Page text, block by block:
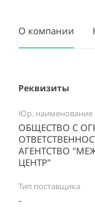
О компании
Реквизиты
Юр. наименование
ОБЩЕСТВО С
АГЕНТСТВО
ЦЕНТР"
Тип поставщика
-